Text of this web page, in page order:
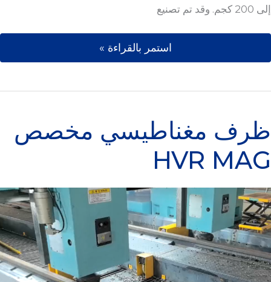
إلى 200 كجم. وقد تم تصنيع
استمر بالقراءة »
ظرف مغناطيسي مخصص
HVR MAG
ظرف مغناطيسي مخصص HVR MAG